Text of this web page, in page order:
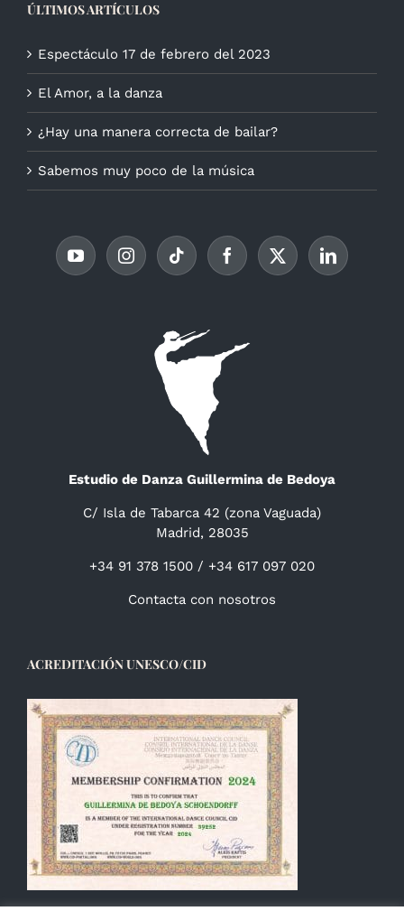
ÚLTIMOS ARTÍCULOS
Espectáculo 17 de febrero del 2023
El Amor, a la danza
¿Hay una manera correcta de bailar?
Sabemos muy poco de la música
Estudio de Danza Guillermina de Bedoya
C/ Isla de Tabarca 42 (zona Vaguada)
Madrid, 28035
+34 91 378 1500 / +34 617 097 020
Contacta con nosotros
ACREDITACIÓN UNESCO/CID